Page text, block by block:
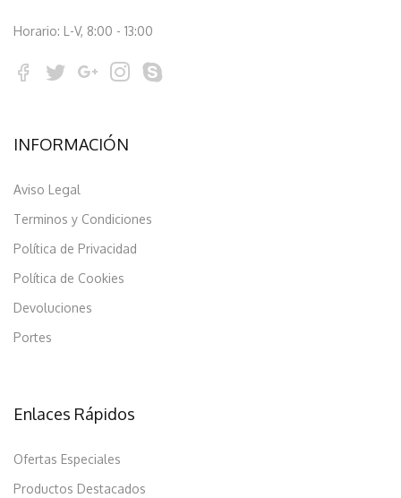
Horario: L-V, 8:00 - 13:00
INFORMACIÓN
Aviso Legal
Terminos y Condiciones
Política de Privacidad
Política de Cookies
Devoluciones
Portes
Enlaces Rápidos
Ofertas Especiales
Productos Destacados